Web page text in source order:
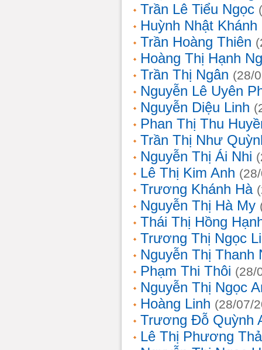
Trần Lê Tiểu Ngọc
Huỳnh Nhật Khánh
Trần Hoàng Thiên
Hoàng Thị Hạnh
Trần Thị Ngân (28/
Nguyễn Lê Uyên
Nguyễn Diệu Linh
Phan Thị Thu
Trần Thị Như
Nguyễn Thị Ái Nhi
Lê Thị Kim Anh
Trương Khánh Hà
Nguyễn Thị Hà My
Thái Thị Hồng
Trương Thị Ngọc
Nguyễn Thị Thanh
Phạm Thi Thôi (28/
Nguyễn Thị Ngọc
Hoàng Linh (28/07/
Trương Đỗ Quỳnh
Lê Thị Phương